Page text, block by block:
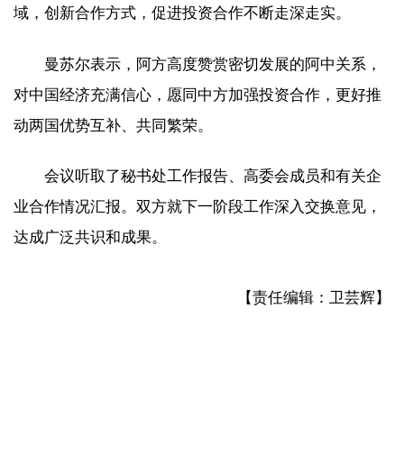
域，创新合作方式，促进投资合作不断走深走实。
曼苏尔表示，阿方高度赞赏密切发展的阿中关系，
对中国经济充满信心，愿同中方加强投资合作，更好推
动两国优势互补、共同繁荣。
会议听取了秘书处工作报告、高委会成员和有关企
业合作情况汇报。双方就下一阶段工作深入交换意见，
达成广泛共识和成果。
【责任编辑：卫芸辉】